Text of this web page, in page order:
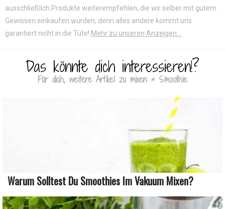
ausschließlich Produkte weiterempfehlen, die wir selber mit gutem
Gewissen einkaufen würden, denn alles andere kommt uns
garantiert nicht in die Tüte! Mehr zu unseren Anzeigen...
Das könnte dich interessieren!?
Für dich, weitere Artikel zu mixen & Smoothie
Warum Solltest Du Smoothies Im Vakuum Mixen?